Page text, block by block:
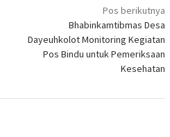
Pos berikutnya
Bhabinkamtibmas Desa
Dayeuhkolot Monitoring Kegiatan
Pos Bindu untuk Pemeriksaan
Kesehatan